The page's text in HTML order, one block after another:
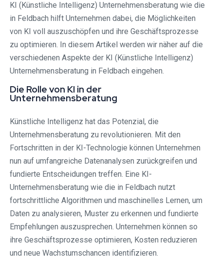
KI (Künstliche Intelligenz) Unternehmensberatung wie die
in Feldbach hilft Unternehmen dabei, die Möglichkeiten
von KI voll auszuschöpfen und ihre Geschäftsprozesse
zu optimieren. In diesem Artikel werden wir näher auf die
verschiedenen Aspekte der KI (Künstliche Intelligenz)
Unternehmensberatung in Feldbach eingehen.
Die Rolle von KI in der
Unternehmensberatung
Künstliche Intelligenz hat das Potenzial, die
Unternehmensberatung zu revolutionieren. Mit den
Fortschritten in der KI-Technologie können Unternehmen
nun auf umfangreiche Datenanalysen zurückgreifen und
fundierte Entscheidungen treffen. Eine KI-
Unternehmensberatung wie die in Feldbach nutzt
fortschrittliche Algorithmen und maschinelles Lernen, um
Daten zu analysieren, Muster zu erkennen und fundierte
Empfehlungen auszusprechen. Unternehmen können so
ihre Geschäftsprozesse optimieren, Kosten reduzieren
und neue Wachstumschancen identifizieren.